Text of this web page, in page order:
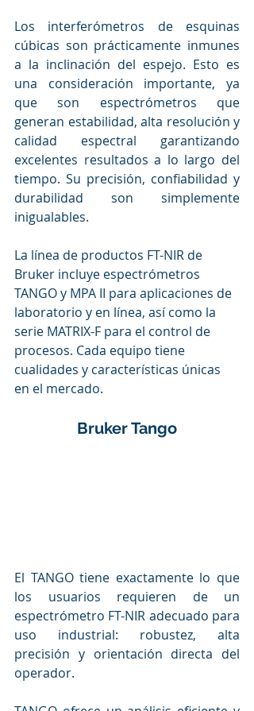
Los interferómetros de esquinas
cúbicas son prácticamente inmunes
a la inclinación del espejo. Esto es
una consideración importante, ya
que son espectrómetros que
generan estabilidad, alta resolución y
calidad espectral garantizando
excelentes resultados a lo largo del
tiempo. Su precisión, confiabilidad y
durabilidad son simplemente
inigualables.
La línea de productos FT-NIR de
Bruker incluye espectrómetros
TANGO y MPA II para aplicaciones de
laboratorio y en línea, así como la
serie MATRIX-F para el control de
procesos. Cada equipo tiene
cualidades y características únicas
en el mercado.
Bruker Tango
El TANGO tiene exactamente lo que
los usuarios requieren de un
espectrómetro FT-NIR adecuado para
uso industrial: robustez, alta
precisión y orientación directa del
operador.